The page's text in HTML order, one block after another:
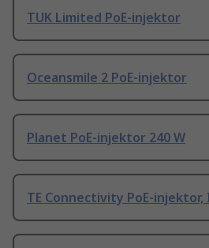
TUK Limited PoE-injektor
Oceansmile 2 PoE-injektor
Planet PoE-injektor 240 W
TE Connectivity PoE-injektor,